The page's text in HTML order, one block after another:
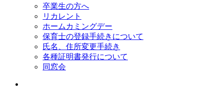
卒業生の方へ
リカレント
ホームカミングデー
保育士の登録手続きについて
氏名、住所変更手続き
各種証明書発行について
同窓会